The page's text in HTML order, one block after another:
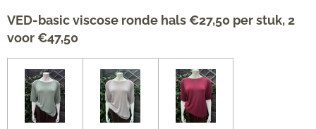
VED-basic viscose ronde hals €27,50 per stuk, 2
voor €47,50